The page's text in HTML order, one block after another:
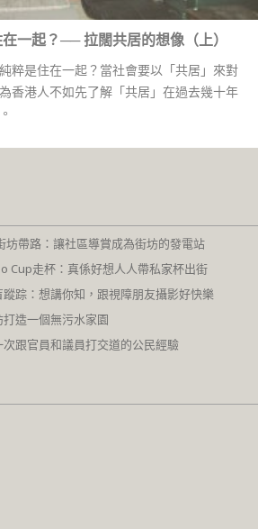
一起？── 拉闊共居的想像（上）
粹是住在一起？當社會要以「共居」來對
香港人不如先了解「共居」在過去幾十年
坊帶路：讓社區導賞成為街坊的發電站
Cup走杯：真係好想人人帶私家杯出街
蹤踪：想講你知，跟視障朋友攝影好快樂
造一個無污水家園
跟官員和議員打交道的公民經驗